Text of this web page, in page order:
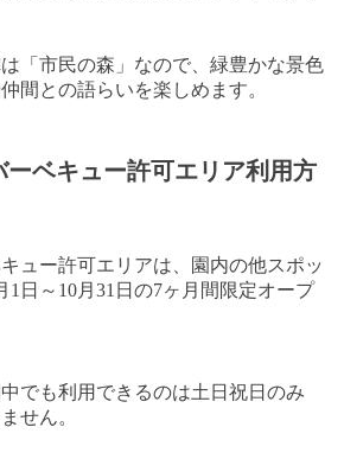
「市民の森」なので、緑豊かな景色
間との語らいを楽しめます。
ーベキュー許可エリア利用方
ュー許可エリアは、園内の他スポッ
1 日～ 10月 31 日の7ヶ月間限定オープ
でも利用できるのは土日祝日のみ
せん。